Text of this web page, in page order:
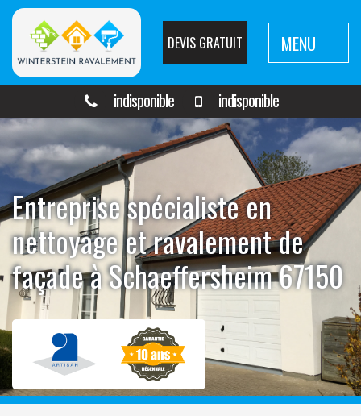
DEVIS GRATUIT MENU
indisponible indisponible
Entreprise spécialiste en
nettoyage et ravalement de
façade à Schaeffersheim 67150